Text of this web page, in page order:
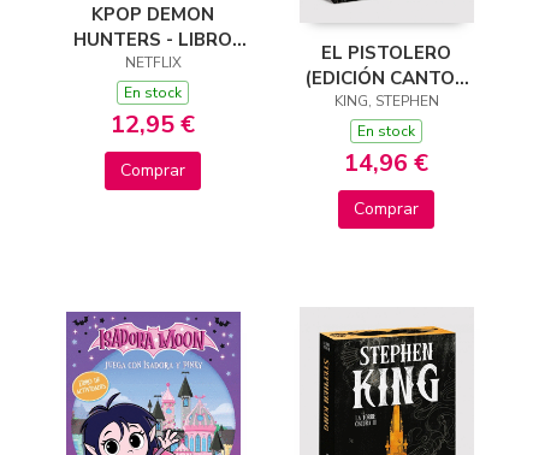
KPOP DEMON
HUNTERS - LIBRO
OFICIAL PARA
COLOREAR DELUXE
NETFLIX
En stock
12,95 €
Comprar
EL PISTOLERO
(EDICIÓN CANTOS
TINTADOS) (LA
TORRE OSCURA 1)
KING, STEPHEN
En stock
14,96 €
Comprar